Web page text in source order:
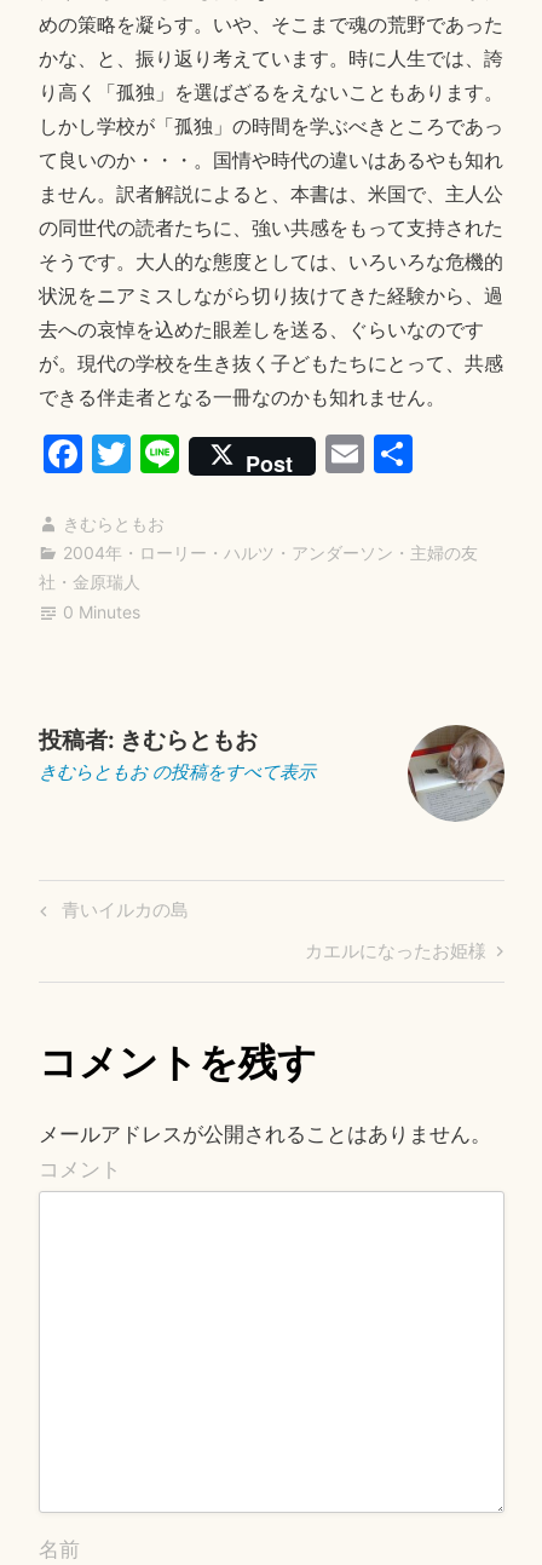
めの策略を凝らす。いや、そこまで魂の荒野であった
かな、と、振り返り考えています。時に人生では、誇
り高く「孤独」を選ばざるをえないこともあります。
しかし学校が「孤独」の時間を学ぶべきところであっ
て良いのか・・・。国情や時代の違いはあるやも知れ
ません。訳者解説によると、本書は、米国で、主人公
の同世代の読者たちに、強い共感をもって支持された
そうです。大人的な態度としては、いろいろな危機的
状況をニアミスしながら切り抜けてきた経験から、過
去への哀悼を込めた眼差しを送る、ぐらいなのです
が。現代の学校を生き抜く子どもたちにとって、共感
できる伴走者となる一冊なのかも知れません。
Fa
bo
ok
T
tte
r
Li
ne
Post E 共
きむらともお
2004年 ・ ローリー・ハルツ・アンダーソン ・ 主婦の友
社 ・ 金原瑞人
0 Minutes
投稿者: きむらともお
きむらともお の投稿をすべて表示
投
ー
ョ
ン
Previous
青いイルカの島
Next
Post
カエルになったお姫様
コメントを残す
メールアドレスが公開されることはありません。
コメント
名前